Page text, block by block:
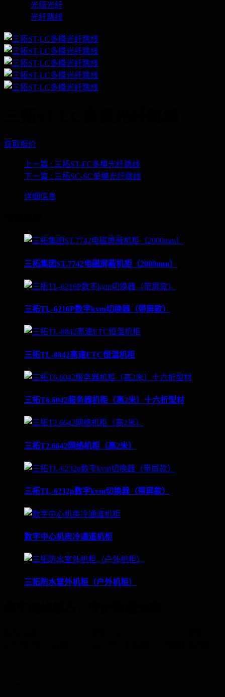
光缆光纤
光纤跳线
获取报价
上一篇 : 三拓ST-FC多模光纤跳线
下一篇 : 三拓SC-SC单模光纤跳线
详细信息
三拓集团ST.7742电磁屏蔽机柜（2000mm）
三拓TL-6216P数字kvm切换器（带屏款）
三拓TL-8842高速ETC恒温机柜
三拓T6.6042服务器机柜（高2米）十六折型材
三拓T2.6642网络机柜（高2米）
三拓TL-6232p数字kvm切换器（带屏款）
数字中心机房冷通道机柜
三拓防水室外机柜（户外机柜）